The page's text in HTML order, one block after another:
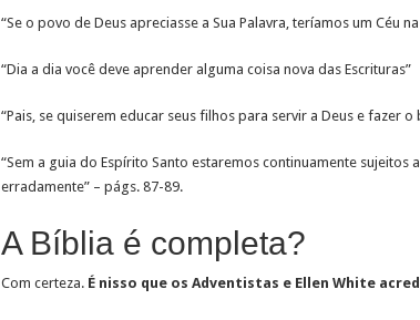
“Se o povo de Deus apreciasse a Sua Palavra, teríamos um Céu
“Dia a dia você deve aprender alguma coisa nova das Escrituras”
“Pais, se quiserem educar seus filhos para servir a Deus e fazer
“Sem a guia do Espírito Santo estaremos continuamente sujeitos
erradamente” – págs. 87-89.
A Bíblia é completa?
Com certeza. É nisso que os Adventistas e Ellen White